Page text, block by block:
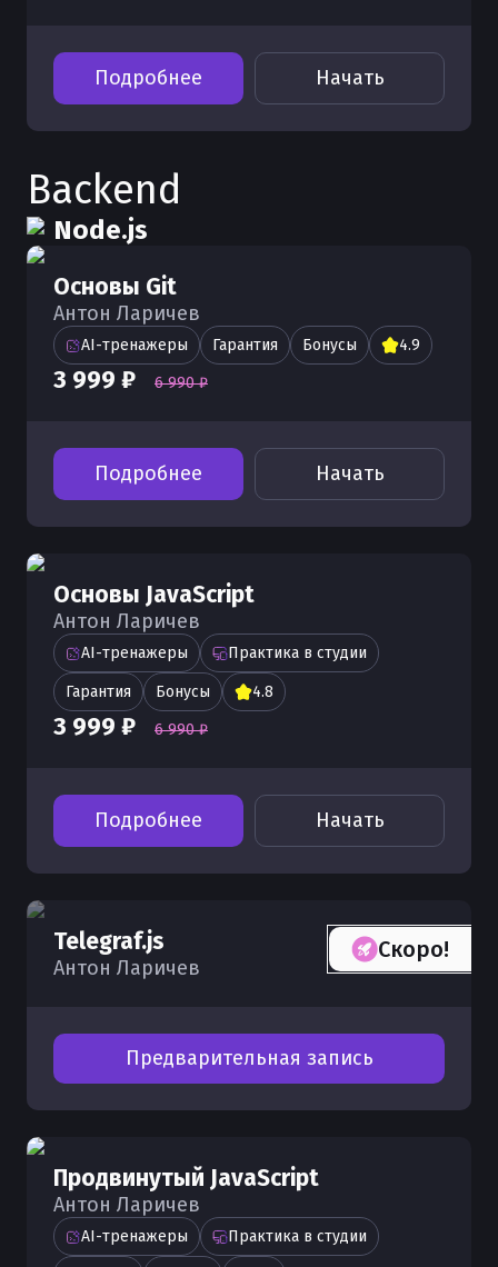
Подробнее Начать
Backend
Node.js
Основы Git
Антон Ларичев
AI-тренажеры Гарантия Бонусы 4.9
3 999 ₽ 6 990 ₽
Подробнее Начать
Основы JavaScript
Антон Ларичев
AI-тренажеры Практика в студии
Гарантия Бонусы 4.8
3 999 ₽ 6 990 ₽
Подробнее Начать
Скоро!
Telegraf.js
Антон Ларичев
Предварительная запись
Продвинутый JavaScript
Антон Ларичев
AI-тренажеры Практика в студии